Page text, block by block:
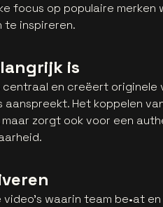
focus op populaire merken
te inspireren.
is
en creëert
Het koppelen
zorgt ook voor een
waarin team be•at en